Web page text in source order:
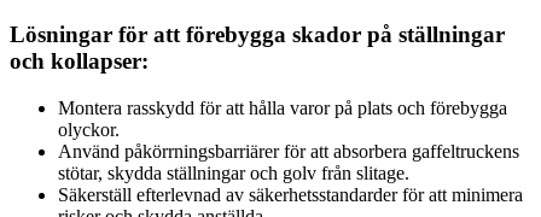
Lösningar för att förebygga skador på ställningar
och kollapser:
Montera rasskydd för att hålla varor på plats och förebygga
olyckor.
Använd påkörrningsbarriärer för att absorbera gaffeltruckens
stötar, skydda ställningar och golv från slitage.
Säkerställ efterlevnad av säkerhetsstandarder för att minimera